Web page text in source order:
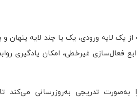
لایه ورودی، یک یا چند لایه پنهان
فعال‌سازی غیرخطی، امکان یادگیری
به‌صورت تدریجی به‌روزرسانی می‌کند